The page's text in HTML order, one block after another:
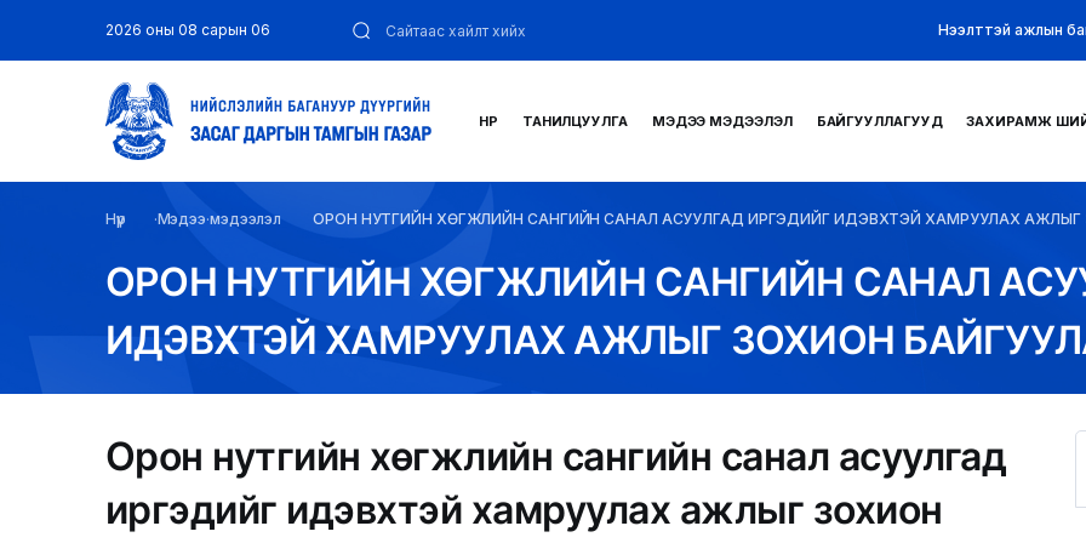
2026 оны 08 сарын 06 Нээлттэй ажлын
НҮҮР ТАНИЛЦУУЛГА МЭДЭЭ МЭДЭЭЛЭЛ БАЙГУУЛЛАГУУД ЗАХИРАМЖ
Нүүр Мэдээ мэдээлэл ОРОН НУТГИЙН ХӨГЖЛИЙН САНГИЙН САНАЛ АСУУЛГАД ИРГЭДИЙГ ИДЭВХТЭЙ ХАМРУУЛАХ АЖЛЫГ
ОРОН НУТГИЙН ХӨГЖЛИЙН САНГИЙН САНАЛ
ИДЭВХТЭЙ ХАМРУУЛАХ АЖЛЫГ ЗОХИОН
Орон нутгийн хөгжлийн сангийн санал асуулгад
иргэдийг идэвхтэй хамруулах ажлыг зохион